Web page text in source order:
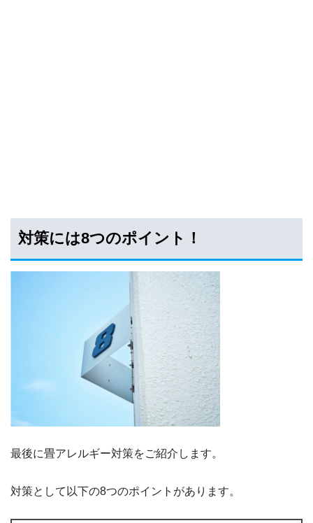
対策には8つのポイント！
最後に畳アレルギー対策をご紹介します。
対策として以下の8つのポイントがあります。